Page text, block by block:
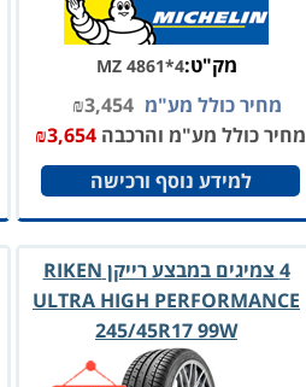
מק"ט:MZ 4861*4
מחיר כולל מע"מ ₪3,454
מחיר כולל מע"מ והרכבה
₪3,654
למידע נוסף ורכישה
4 צמיגים במבצע רייקן RIKEN
ULTRA HIGH PERFORMANCE
245/45R17 99W